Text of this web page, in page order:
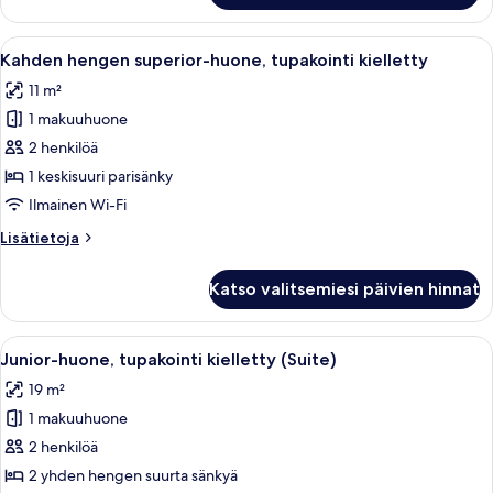
kielletty
(Semi
Double)
Avaa
kaikki
huonetyypin
Kahden
hengen
superior-
huone,
kielletty
Hotellihuone, jossa on sänky,
14
Kahden hengen superior-huone, tupakointi kielletty
11 m²
1 makuuhuone
2 henkilöä
1 keskisuuri parisänky
Ilmainen Wi-Fi
Lisätietoja
Lisätietoja
superior-
huone,
tupakointi
Katso valitsemiesi päivien hinnat
Avaa
kaikki
huonetyypin
Junior-
huone,
tupakointi
Hotellihuone, jossa on sänky, tuoli,
14
Junior-huone, tupakointi kielletty (Suite)
19 m²
1 makuuhuone
2 henkilöä
2 yhden hengen suurta sänkyä